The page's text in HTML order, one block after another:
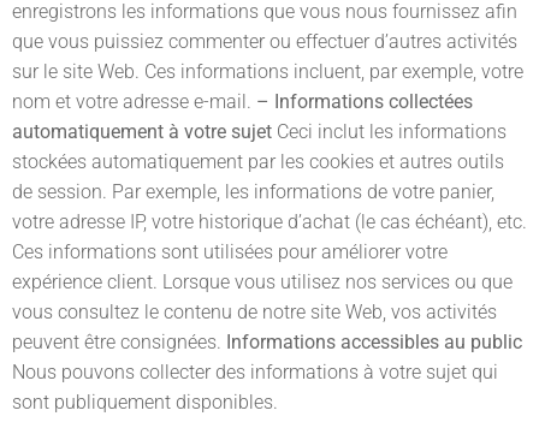
enregistrons les informations que vous nous fournissez afin
que vous puissiez commenter ou effectuer d’autres activités
sur le site Web. Ces informations incluent, par exemple, votre
nom et votre adresse e-mail. – Informations collectées
automatiquement à votre sujet Ceci inclut les informations
stockées automatiquement par les cookies et autres outils
de session. Par exemple, les informations de votre panier,
votre adresse IP, votre historique d’achat (le cas échéant), etc.
Ces informations sont utilisées pour améliorer votre
expérience client. Lorsque vous utilisez nos services ou que
vous consultez le contenu de notre site Web, vos activités
peuvent être consignées. Informations accessibles au public
Nous pouvons collecter des informations à votre sujet qui
sont publiquement disponibles.